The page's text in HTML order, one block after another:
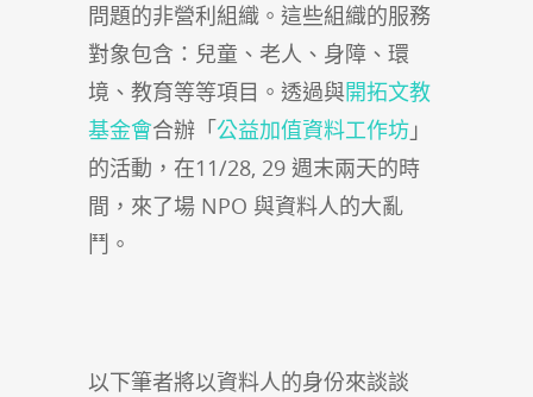
問題的非營利組織。這些組織的服務
對象包含：兒童、老人、身障、環
境、教育等等項目。透過與開拓文教
基金會合辦「公益加值資料工作坊 」
的活動，在11/28, 29 週末兩天的時
間，來了場 NPO 與資料人的大亂
鬥。
以下筆者將以資料人的身份來談談